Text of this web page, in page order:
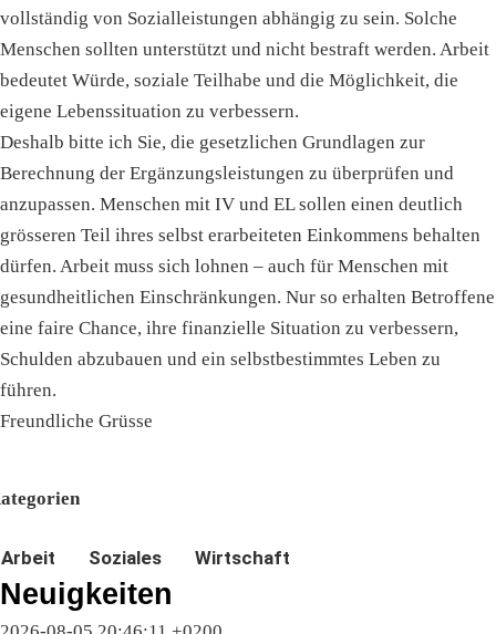
vollständig von Sozialleistungen abhängig zu sein. Solche
Menschen sollten unterstützt und nicht bestraft werden. Arbeit
bedeutet Würde, soziale Teilhabe und die Möglichkeit, die
eigene Lebenssituation zu verbessern.
Deshalb bitte ich Sie, die gesetzlichen Grundlagen zur
Berechnung der Ergänzungsleistungen zu überprüfen und
anzupassen. Menschen mit IV und EL sollen einen deutlich
grösseren Teil ihres selbst erarbeiteten Einkommens behalten
dürfen. Arbeit muss sich lohnen – auch für Menschen mit
gesundheitlichen Einschränkungen. Nur so erhalten Betroffene
eine faire Chance, ihre finanzielle Situation zu verbessern,
Schulden abzubauen und ein selbstbestimmtes Leben zu
führen.
Freundliche Grüsse
Arbeit Soziales Wirtschaft
Neuigkeiten